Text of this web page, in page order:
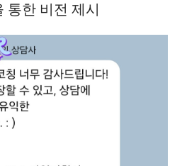
통한 비전 제시